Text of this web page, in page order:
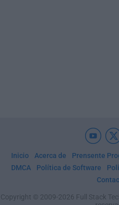
Inicio Acerca de Prensente
DMCA
Política de Software
Copyright © 2009-2026 Full Stack